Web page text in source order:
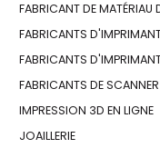
FABRICANT DE MATÉRIAU
FABRICANTS
FABRICANTS
FABRICANTS DE
IMPRESSION 3D EN LIGNE
JOAILLERIE